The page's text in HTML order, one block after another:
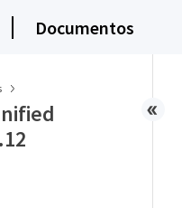
Documentos